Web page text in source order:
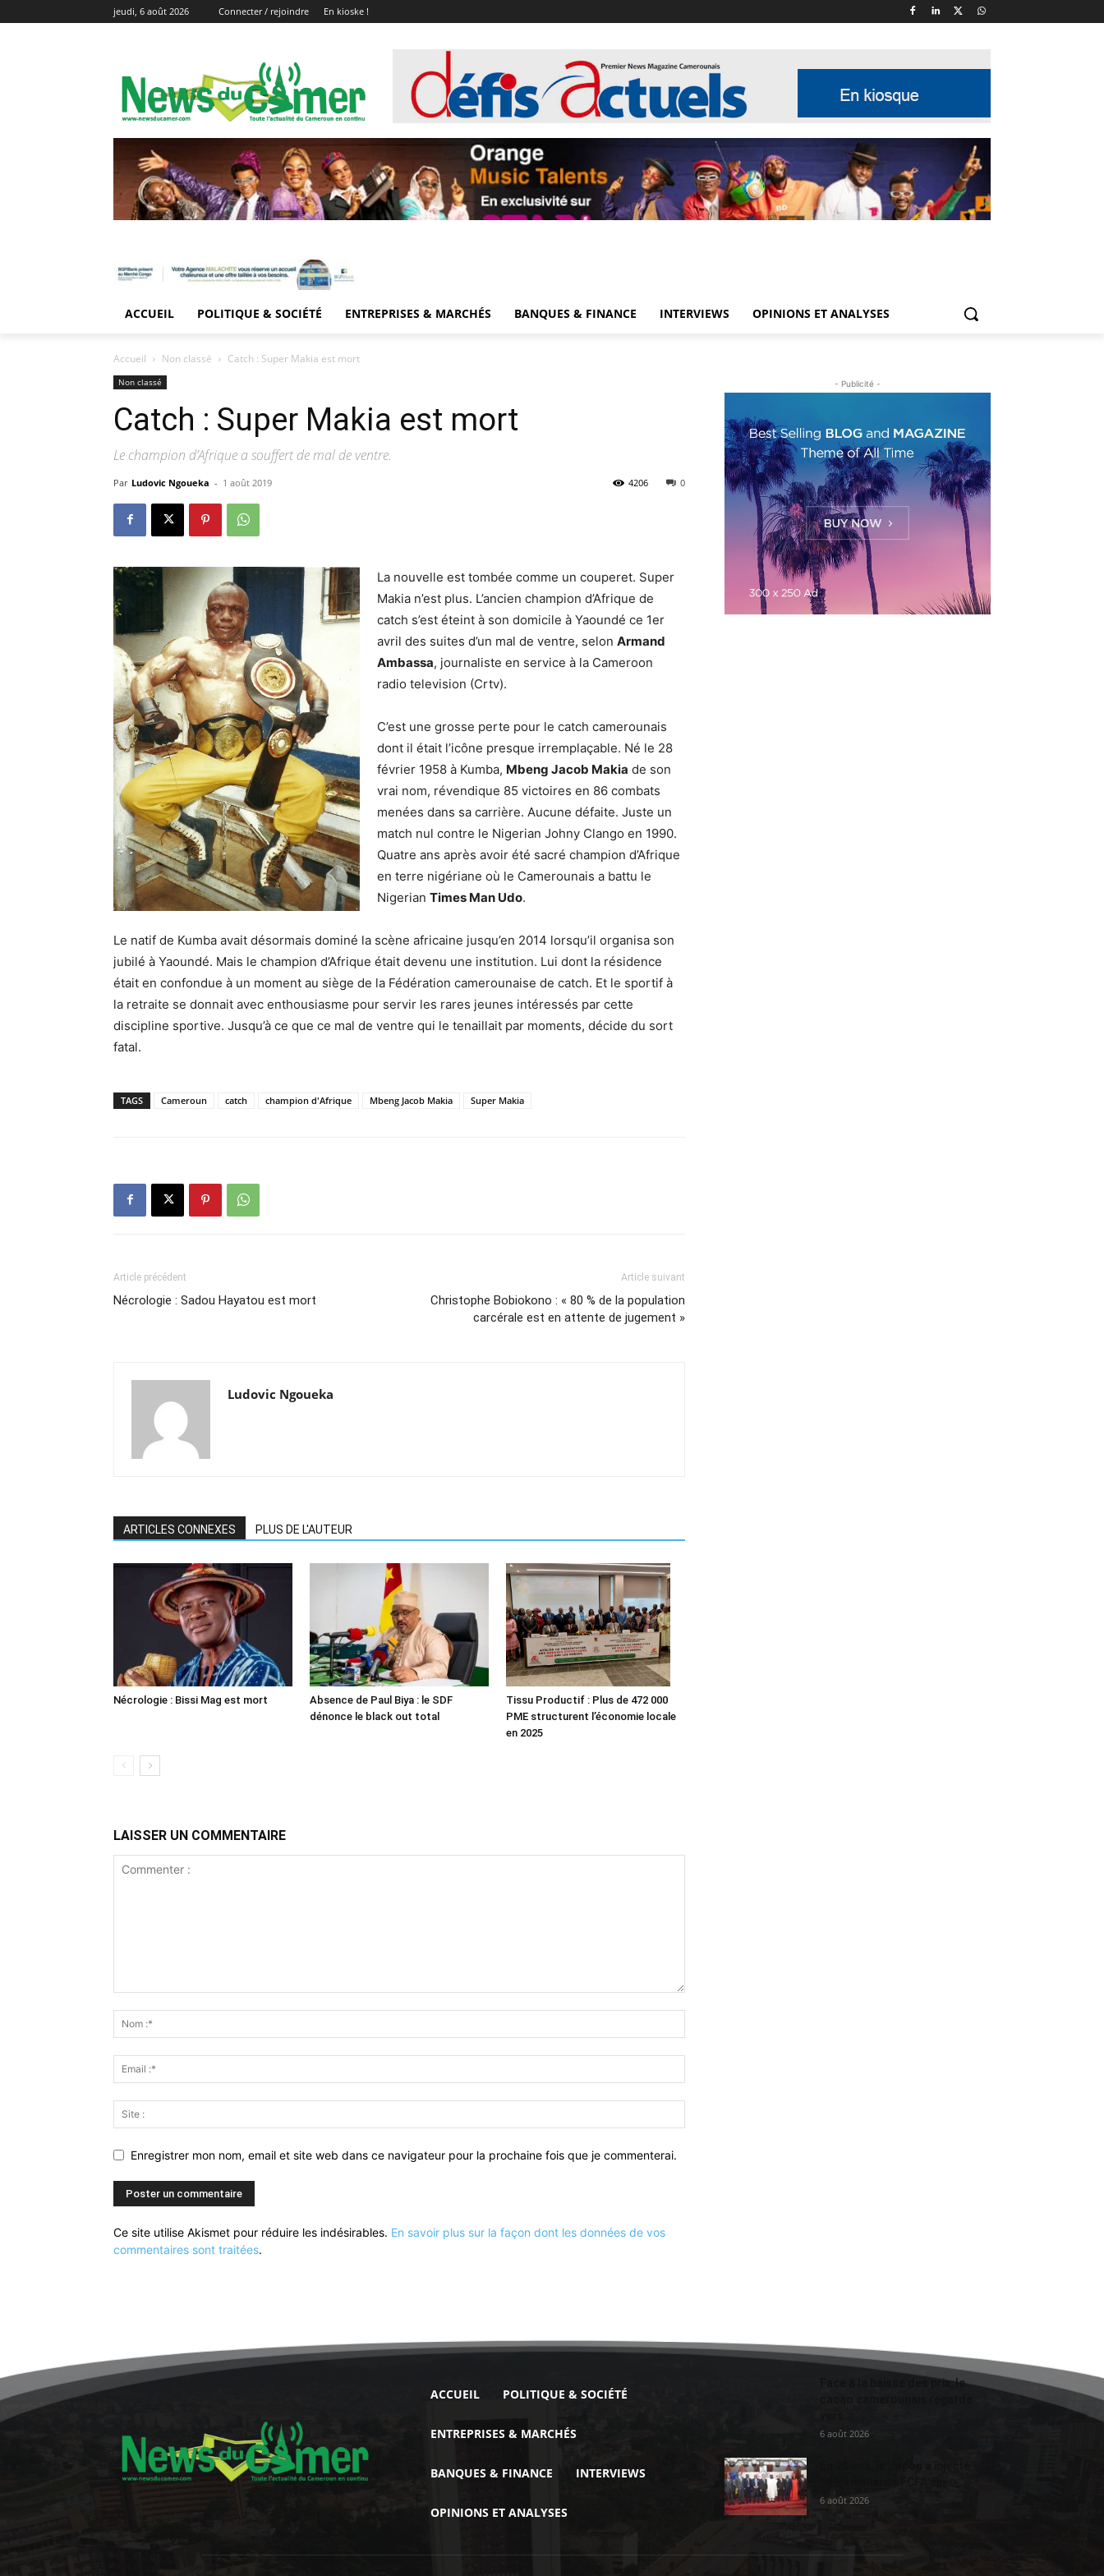
jeudi, 6 août 2026 Connecter / rejoindre En kioske !
ACCUEIL POLITIQUE & SOCIÉTÉ ENTREPRISES & MARCHÉS BANQUES & FINANCE INTERVIEWS OPINIONS ET ANALYSES
Accueil Non classé Catch : Super Makia est mort
Non classé
Catch : Super Makia est mort
Le champion d’Afrique a souffert de mal de ventre.
Par Ludovic Ngoueka - 1 août 2019 0
4206
La nouvelle est tombée comme un couperet. Super
Makia n’est plus. L’ancien champion d’Afrique de
catch s’est éteint à son domicile à Yaoundé ce 1er
avril des suites d’un mal de ventre, selon Armand
Ambassa, journaliste en service à la Cameroon
radio television (Crtv).
C’est une grosse perte pour le catch camerounais
dont il était l’icône presque irremplaçable. Né le 28
février 1958 à Kumba, Mbeng Jacob Makia de son
vrai nom, révendique 85 victoires en 86 combats
menées dans sa carrière. Aucune défaite. Juste un
match nul contre le Nigerian Johny Clango en 1990.
Quatre ans après avoir été sacré champion d’Afrique
en terre nigériane où le Camerounais a battu le
Nigerian Times Man Udo.
Le natif de Kumba avait désormais dominé la scène africaine jusqu’en 2014 lorsqu’il organisa son
jubilé à Yaoundé. Mais le champion d’Afrique était devenu une institution. Lui dont la résidence
était en confondue à un moment au siège de la Fédération camerounaise de catch. Et le sportif à
la retraite se donnait avec enthousiasme pour servir les rares jeunes intéressés par cette
discipline sportive. Jusqu’à ce que ce mal de ventre qui le tenaillait par moments, décide du sort
fatal.
TAGS Cameroun catch champion d'Afrique Mbeng Jacob Makia Super Makia
Article précédent
Nécrologie : Sadou Hayatou est mort
Article suivant
Christophe Bobiokono : « 80 % de la population
carcérale est en attente de jugement »
Ludovic Ngoueka
ARTICLES CONNEXES PLUS DE L'AUTEUR
Nécrologie : Bissi Mag est mort
Absence de Paul Biya : le SDF
dénonce le black out total
Tissu Productif : Plus de 472 000
PME structurent l’économie locale
en 2025
LAISSER UN COMMENTAIRE
Enregistrer mon nom, email et site web dans ce navigateur pour la prochaine fois que je commenterai.
Ce site utilise Akismet pour réduire les indésirables. En savoir plus sur la façon dont les données de vos
commentaires sont traitées.
- Publicité -
ACCUEIL POLITIQUE & SOCIÉTÉ
ENTREPRISES & MARCHÉS
BANQUES & FINANCE INTERVIEWS
OPINIONS ET ANALYSES
Face à la baisse des prix, le
6 août 2026
6 août 2026